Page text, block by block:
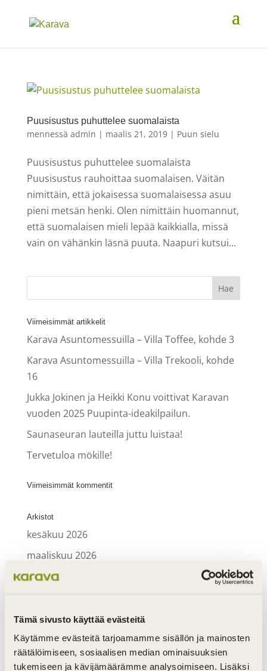
Tämä sivusto käyttää evästeitä
Käytämme evästeitä tarjoamamme sisällön ja mainosten
räätälöimiseen, sosiaalisen median ominaisuuksien
tukemiseen ja kävijämäärämme analysoimiseen. Lisäksi
Puusisustus puhuttelee suomalaista
mennessä admin | maalis 21, 2019| Puun sielu
Puusisustus puhuttelee suomalaista
Puusisustus rauhoittaa suomalaisen. Väitän
nimittäin, että jokaisessa suomalaisessa asuu
pieni metsän henki. Olen nimittäin huomannut,
että suomalaisen mieli lepää kaikkialla, missä
vain on vähänkin läsnä puuta. Naapuri kutsui...
Viimeisimmät artikkelit
Karava Asuntomessuilla – Villa Toffee, kohde 3
Karava Asuntomessuilla – Villa Trekooli, kohde
16
Jukka Jokinen ja Heikki Konu voittivat Karavan
vuoden 2025 Puupinta-ideakilpailun.
Saunaseuran lauteilla juttu luistaa!
Tervetuloa mökille!
Viimeisimmät kommentit
Arkistot
kesäkuu 2026
maaliskuu 2026
lokakuu 2025
elokuu 2025
kesäkuu 2025
maaliskuu 2025